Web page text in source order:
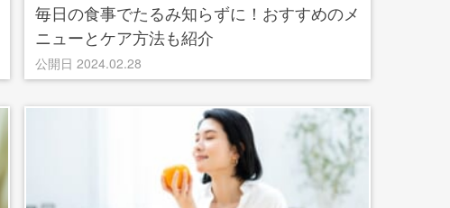
毎日の食事でたるみ知らずに！おすすめのメ
ニューとケア方法も紹介
公開日 2024.02.28